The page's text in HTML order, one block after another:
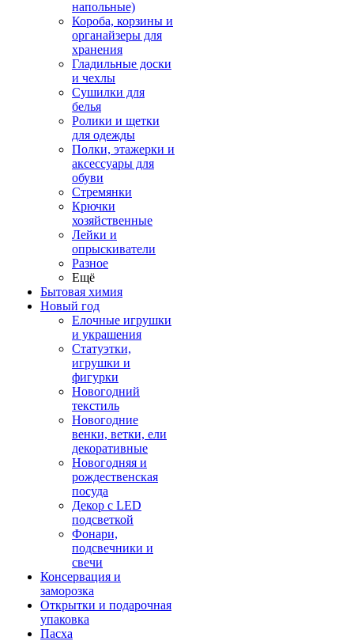
напольные)
Короба, корзины и
органайзеры для
хранения
Гладильные доски
и чехлы
Сушилки для
белья
Ролики и щетки
для одежды
Полки, этажерки и
аксессуары для
обуви
Стремянки
Крючки
хозяйственные
Лейки и
опрыскиватели
Разное
Ещё
Бытовая химия
Новый год
Елочные игрушки
и украшения
Статуэтки,
игрушки и
фигурки
Новогодний
текстиль
Новогодние
венки, ветки, ели
декоративные
Новогодняя и
рождественская
посуда
Декор с LED
подсветкой
Фонари,
подсвечники и
свечи
Консервация и
заморозка
Открытки и подарочная
упаковка
Пасха